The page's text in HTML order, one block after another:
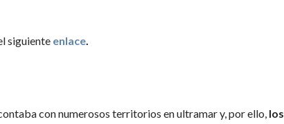
siguiente enlace.
con numerosos territorios en ultramar y, por ello, los